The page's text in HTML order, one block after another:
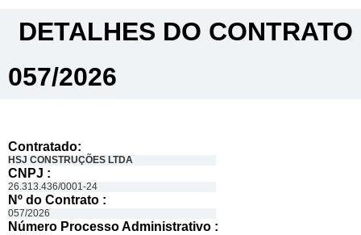
DETALHES DO CONTRATO​
057/2026
Contratado:
HSJ CONSTRUÇÕES LTDA
CNPJ :
26.313.436/0001-24
Nº do Contrato :
057/2026
Número Processo Administrativo :